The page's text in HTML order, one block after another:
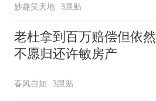
妙趣笑天地 3跟贴
老杜拿到百万赔偿但依然
不愿归还许敏房产
春风自如 3跟贴